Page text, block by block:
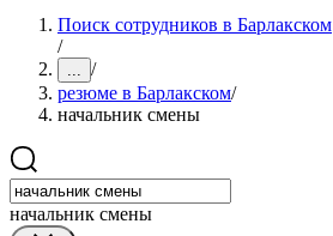
Поиск сотрудников в Барлакском
/
... /
резюме в Барлакском/
начальник смены
начальник смены